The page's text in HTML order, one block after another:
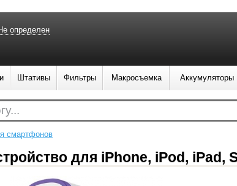
смартфонов
для iPhone, iPod, iPad,
определен
Штативы Фильтры Макросъемка Аккумуляторы